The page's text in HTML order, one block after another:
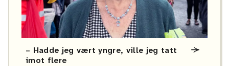
– Hadde jeg vært yngre, ville jeg tatt
imot flere